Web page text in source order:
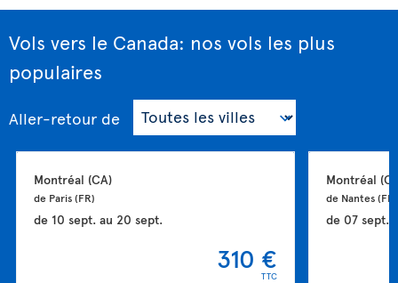
Vols vers le Canada: nos vols les plus
populaires
Aller-retour de
Montréal (CA)
de Paris (FR)
de 10 sept.au 20 sept.
310 €
TTC
Montréal
de Nantes (FR)
de 07 sept.